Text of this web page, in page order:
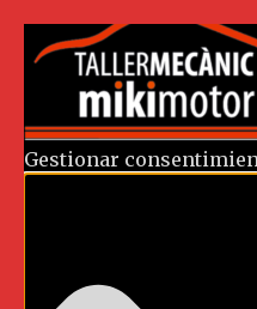
Gestionar